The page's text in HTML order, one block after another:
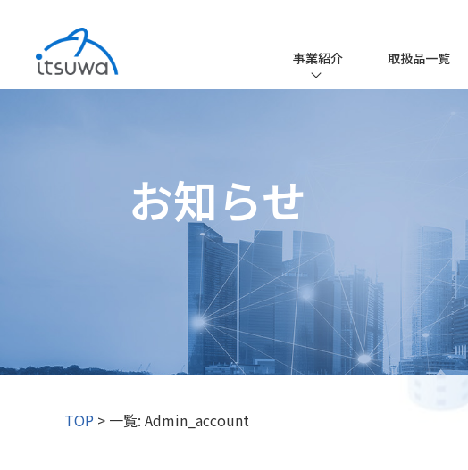
事業紹介
取扱品一覧
iPROS
エレクトロニクス事業
取扱品一覧
お知らせ
TOP > 一覧: Admin_account